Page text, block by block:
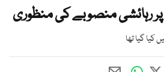
رہائشی منصوبے کی منظوری